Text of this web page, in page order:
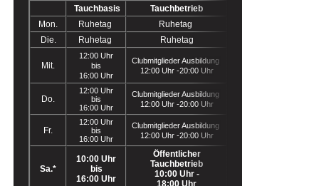
Tauchbasis
Tauchbetrieb
Mon.
Ruhetag
Ruhetag
Die.
Ruhetag Ruhetag
Mit.
12:00 Uhr
bis
16:00 Uhr
Clubmitglieder Ausbildung
12:00 Uhr -20:00 Uhr
Do.
12:00 Uhr
bis
16:00 Uhr
Clubmitglieder Ausbildung
12:00 Uhr -20:00 Uhr
Fr.
12:00 Uhr
bis
16:00 Uhr
Clubmitglieder Ausbildung
12:00 Uhr -20:00 Uhr
Sa.*
10:00 Uhr
bis
16:00 Uhr
Öffentlicher
Tauchbetrieb
10:00 Uhr -
18:00 Uhr